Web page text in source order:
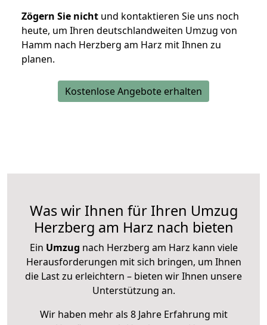
Zögern Sie nicht und kontaktieren Sie uns noch
heute, um Ihren deutschlandweiten Umzug von
Hamm nach Herzberg am Harz mit Ihnen zu
planen.
Kostenlose Angebote erhalten
Was wir Ihnen für Ihren Umzug
Herzberg am Harz nach bieten
Ein Umzug nach Herzberg am Harz kann viele
Herausforderungen mit sich bringen, um Ihnen
die Last zu erleichtern – bieten wir Ihnen unsere
Unterstützung an.
Wir haben mehr als 8 Jahre Erfahrung mit